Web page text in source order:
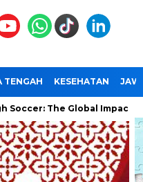
TENGAH KESEHATAN
Global Impact of the World